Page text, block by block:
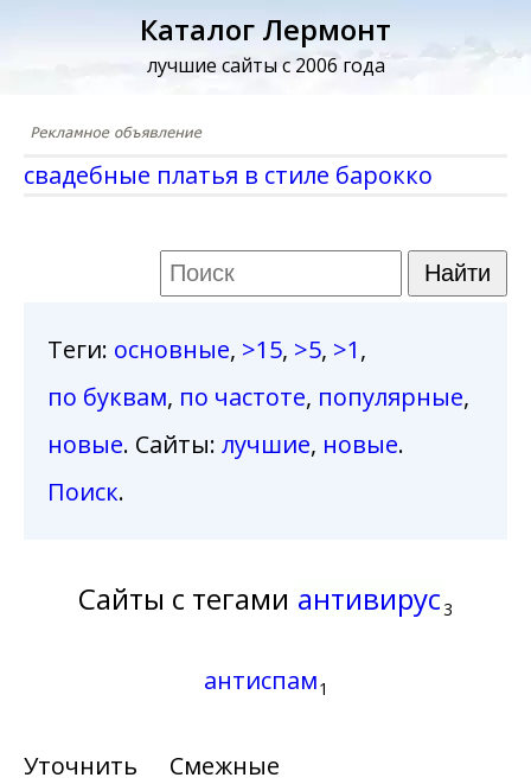
Каталог Лермонт
лучшие сайты с 2006 года
свадебные платья в стиле барокко
Теги: основные, >15, >5, >1,
по буквам, по частоте, популярные,
новые. Сайты: лучшие, новые.
Поиск.
Сайты с тегами антивирус3
антиспам1
Уточнить
Смежные